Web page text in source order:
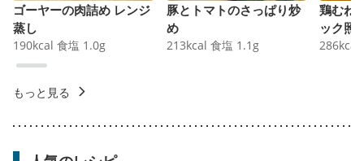
ゴーヤーの肉詰め レンジ
蒸し
190kcal 食塩 1.0g
豚とトマトのさっぱり炒
め
213kcal 食塩 1.1 g
鶏むね
ック照
286kcal
もっと見る